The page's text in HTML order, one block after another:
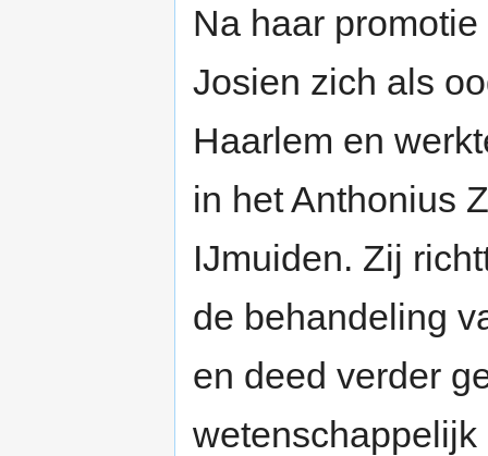
Na haar
Josien zich als
Haarlem en
in het Anthonius
IJmuiden. Zij
de behandeling
en deed verder
wetenschappelijk